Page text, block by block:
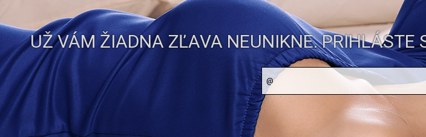
UŽ VÁM ŽIADNA ZĽAVA NEUNIKNE. PRIHLÁSTE